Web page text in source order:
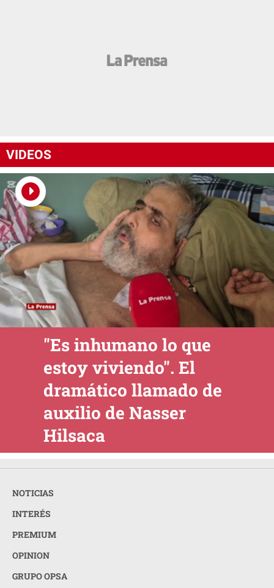
VIDEOS
"Es inhumano lo que
estoy viviendo". El
dramático llamado de
auxilio de Nasser
Hilsaca
NOTICIAS
INTERÉS
PREMIUM
OPINION
GRUPO OPSA